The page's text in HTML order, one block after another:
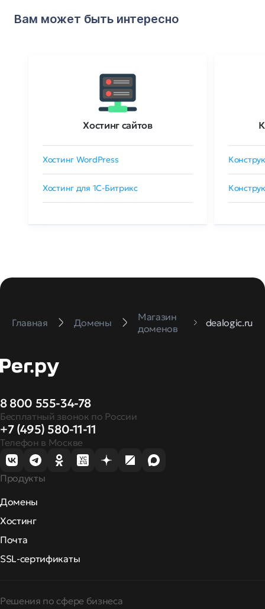
Вам может быть интересно
Хостинг сайтов
Хостинг WordPress
Хостинг для 1C-Битрикс
Главная Домены
Магазин
доменов
dealogic.ru
8 800 555-34-78
Бесплатный звонок по России
+7 (495) 580-11-11
Телефон в Москве
Продукты
Домены
Хостинг
Почта
SSL-сертификаты
Решения по сфере бизнеса